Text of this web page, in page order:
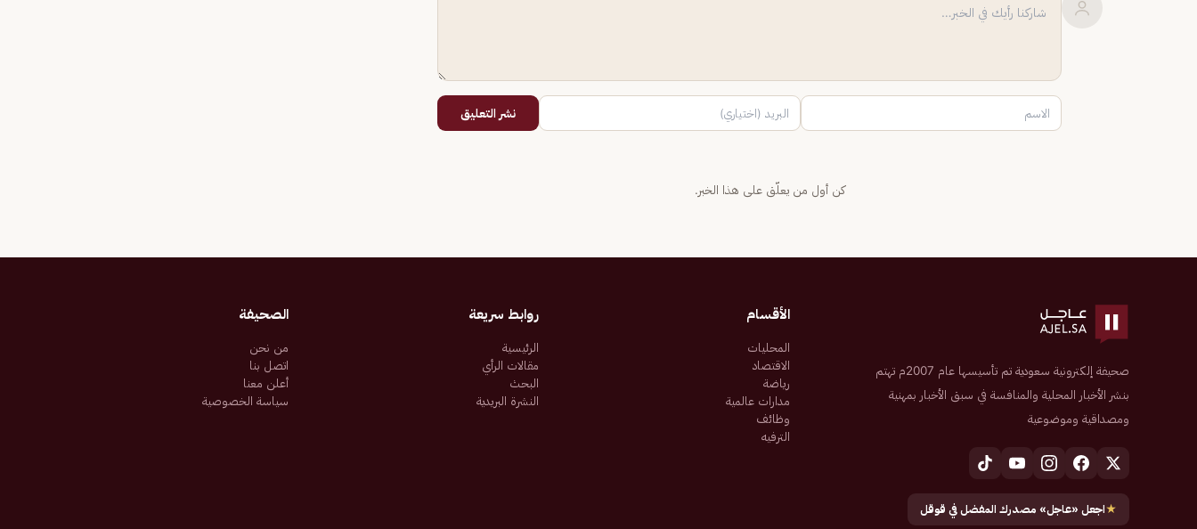
نشر التعليق
كن أول من يعلّق على هذا الخبر.
صحيفة إلكترونية سعودية تم تأسيسها عام 2007م تهتم
بنشر الأخبار المحلية والمنافسة في سبق الأخبار بمهنية
ومصداقية وموضوعية
★اجعل «عاجل» مصدرك المفضل في قوقل
الأقسام
المحليات
الاقتصاد
رياضة
مدارات عالمية
وظائف
الترفيه
روابط سريعة
الرئيسية
مقالات الرأي
البحث
النشرة البريدية
الصحيفة
من نحن
اتصل بنا
أعلن معنا
سياسة الخصوصية